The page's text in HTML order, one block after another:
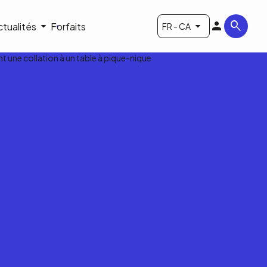
Forfaits FR - CA